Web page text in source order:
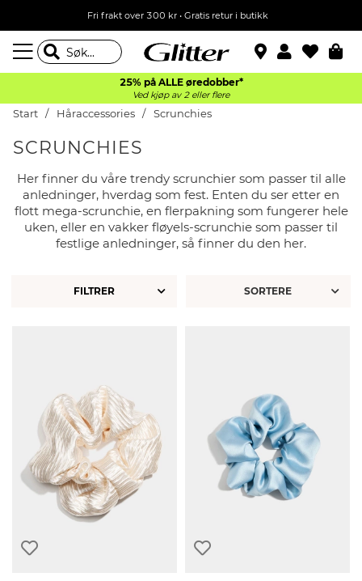
Fri frakt over 300 kr • Gratis retur i butikk
25% på ALLE øredobber*
Ved kjøp av 2 eller flere
Start Håraccessories Scrunchies
SCRUNCHIES
Her finner du våre trendy scrunchier som passer til alle
anledninger, hverdag som fest. Enten du ser etter en
flott mega-scrunchie, en flerpakning som fungerer hele
uken, eller en vakker fløyels-scrunchie som passer til
festlige anledninger, så finner du den her.
FILTRER